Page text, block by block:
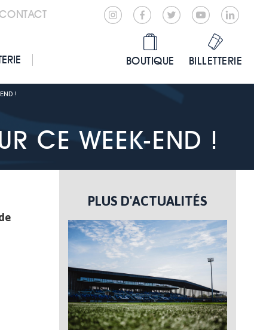
BOUTIQUE BILLETTERIE
!
CE WEEK-END !
PLUS D'ACTUALITÉS